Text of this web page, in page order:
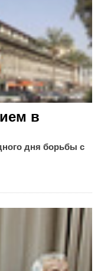
в
дня борьбы с